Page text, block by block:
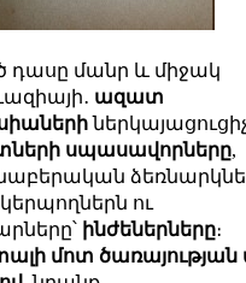
դասը մանր և միջակ
ազատ
սպասավորները,
ու
ինժեներները։
մոտ ծառայության